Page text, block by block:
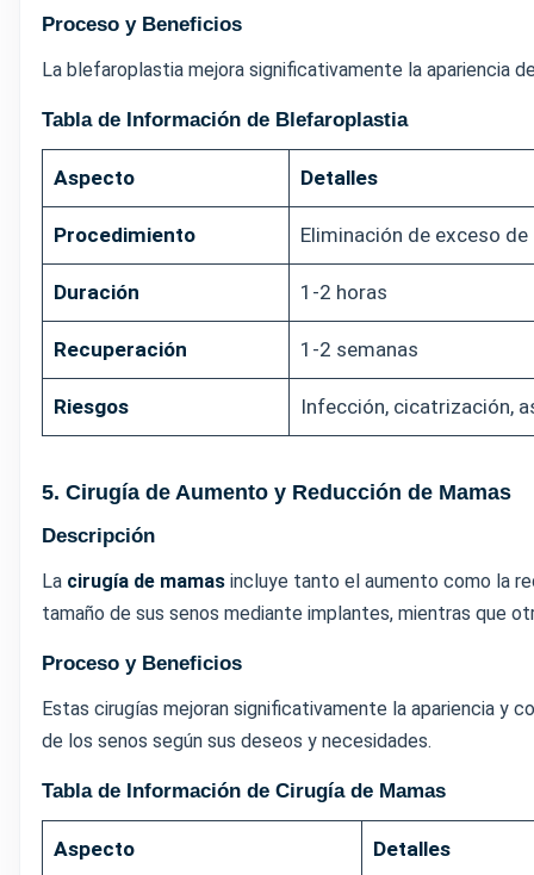
Proceso y Beneficios
La blefaroplastia mejora significativamente la apariencia
Tabla de Información de Blefaroplastia
Aspecto Detalles
Procedimiento Eliminación de exceso
Duración 1-2 horas
Recuperación 1-2 semanas
Riesgos Infección, cicatrización,
5. Cirugía de Aumento y Reducción de Mamas
Descripción
La cirugía de mamas incluye tanto el aumento como la
tamaño de sus senos mediante implantes, mientras que
Proceso y Beneficios
Estas cirugías mejoran significativamente la apariencia y
de los senos según sus deseos y necesidades.
Tabla de Información de Cirugía de Mamas
Aspecto Detalles